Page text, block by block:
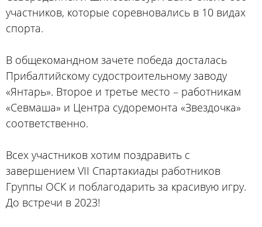
участников, которые соревновались в 10 видах
спорта.
В общекомандном зачете победа досталась
Прибалтийскому судостроительному заводу
«Янтарь». Второе и третье место – работникам
«Севмаша» и Центра судоремонта «Звездочка»
соответственно.
Всех участников хотим поздравить с
завершением VII Спартакиады работников
Группы ОСК и поблагодарить за красивую игру.
До встречи в 2023!